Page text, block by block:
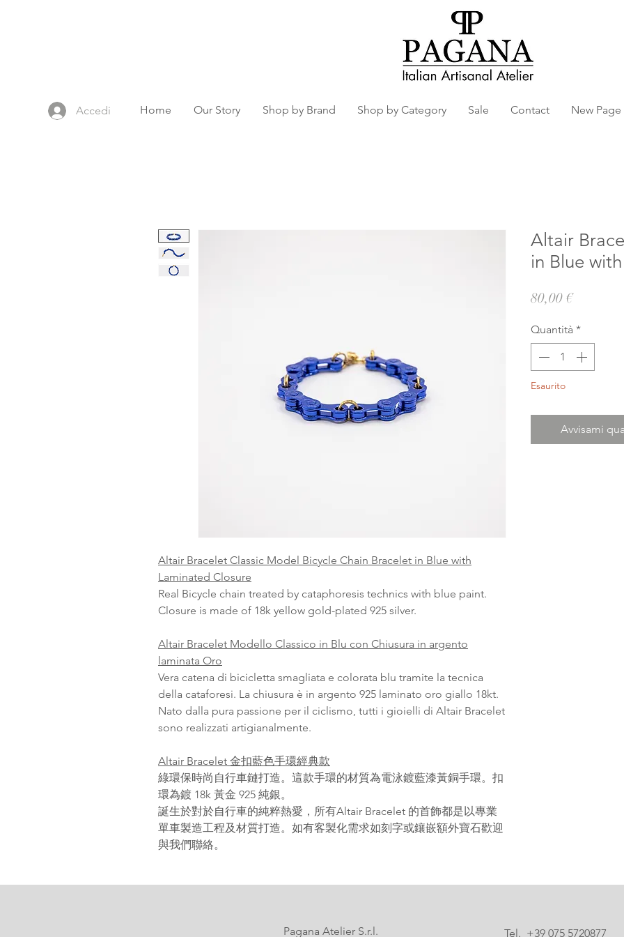
Accedi Home Our Story Shop by Brand Shop by Category Sale Contact New Page
Altair Bracelet Classic Model Bicycle Chain Bracelet in Blue with
Laminated Closure
Real Bicycle chain treated by cataphoresis technics with blue paint.
Closure is made of 18k yellow gold-plated 925 silver.
Altair Bracelet Modello Classico in Blu con Chiusura in argento
laminata Oro
Vera catena di bicicletta smagliata e colorata blu tramite la tecnica
della cataforesi. La chiusura è in argento 925 laminato oro giallo 18kt.
Nato dalla pura passione per il ciclismo, tutti i gioielli di Altair Bracelet
sono realizzati artigianalmente.
Altair Bracelet 金扣藍色手環經典款
綠環保時尚自行車鏈打造。這款手環的材質為電泳鍍藍漆黃銅手環。扣
環為鍍 18k 黃金 925 純銀。
誕生於對於自行車的純粹熱愛，所有Altair Bracelet 的首飾都是以專業
單車製造工程及材質打造。如有客製化需求如刻字或鑲嵌額外寶石歡迎
與我們聯絡。
Altair
in Blue
80,00 €Prezzo
Quantità *
Esaurito
Avvisami
Pagana Atelier S.r.l. Tel. +39 075 5720877